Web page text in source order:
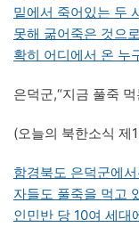
밑에서 죽어있는 두
못해 굶어죽은 것으
확히 어디에서 온 누
은덕군,“지금 풀죽
(오늘의 북한소식 제
함경북도 은덕군에
자들도 풀죽을 먹고
인민반 당 10여 세대